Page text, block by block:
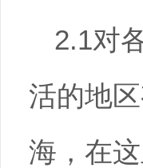
2.1对
活的地
海，在